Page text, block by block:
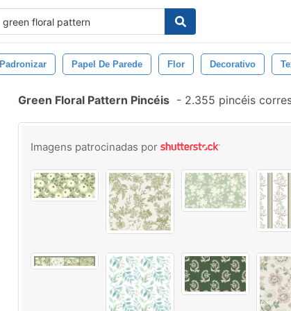
Padronizar Papel De Parede Flor Decorativo
Green Floral Pattern Pincéis - 2.355 pincéis
Imagens patrocinadas por